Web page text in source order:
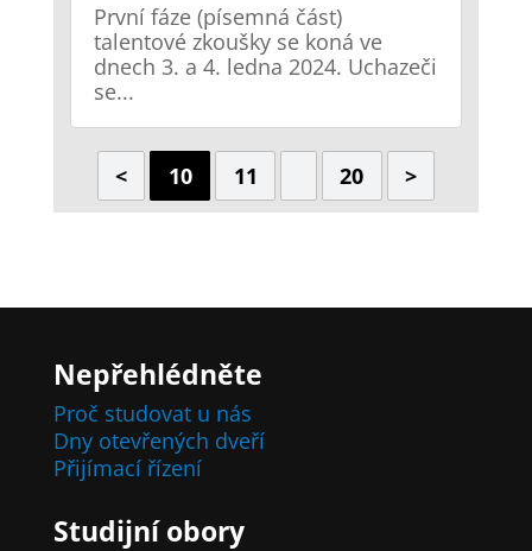
První fáze (písemná část)
talentové zkoušky se koná ve
dnech 3. a 4. ledna 2024. Uchazeči
se...
< 10 11 20 >
Nepřehlédněte
Proč studovat u nás
Dny otevřených dveří
Přijímací řízení
Studijní obory